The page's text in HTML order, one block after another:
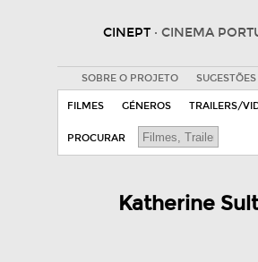
CINEPT · CINEMA
SOBRE O PROJETO SUGESTÕES
FILMES GÉNEROS TRAILERS/
PROCURAR
Katherine